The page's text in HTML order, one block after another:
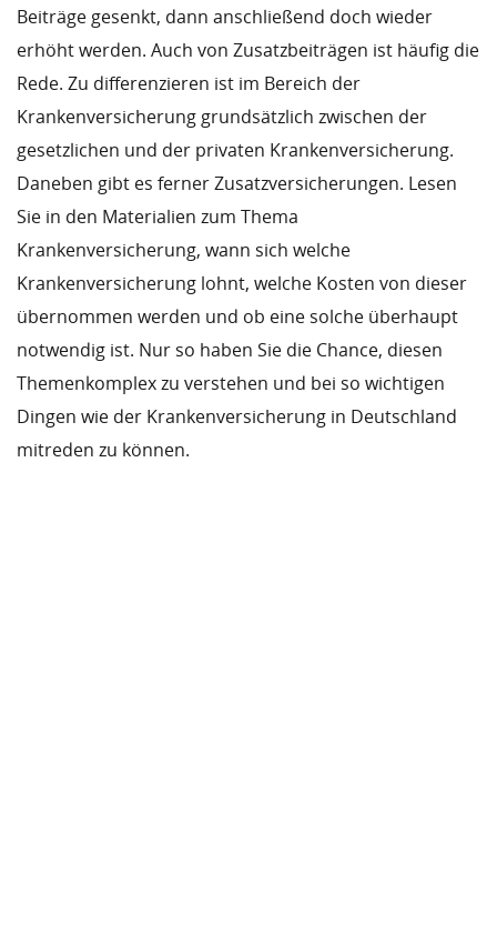
Beiträge gesenkt, dann anschließend doch wieder
erhöht werden. Auch von Zusatzbeiträgen ist häufig die
Rede. Zu differenzieren ist im Bereich der
Krankenversicherung grundsätzlich zwischen der
gesetzlichen und der privaten Krankenversicherung.
Daneben gibt es ferner Zusatzversicherungen. Lesen
Sie in den Materialien zum Thema
Krankenversicherung, wann sich welche
Krankenversicherung lohnt, welche Kosten von dieser
übernommen werden und ob eine solche überhaupt
notwendig ist. Nur so haben Sie die Chance, diesen
Themenkomplex zu verstehen und bei so wichtigen
Dingen wie der Krankenversicherung in Deutschland
mitreden zu können.